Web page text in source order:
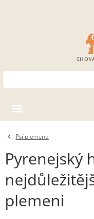
Psí plemena
Pyrenejský
plemeni